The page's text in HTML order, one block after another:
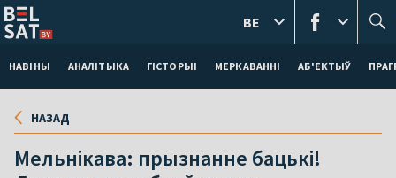
НАВІНЫ АНАЛІТЫКА ГІСТОРЫІ МЕРКАВАННI АБ'ЕКТЫЎ
BE
НАЗАД
Мельнікава: прызнанне бацькі!